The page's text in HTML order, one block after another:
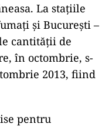
La staţiile
şi Bucureşti –
cantităţii de
în octombrie, s-
2013, fiind
pentru